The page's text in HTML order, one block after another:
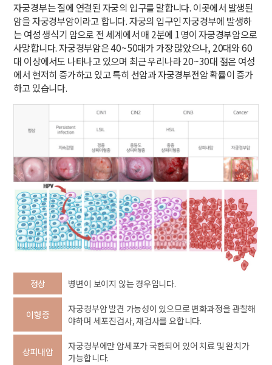
자궁경부는 질에 연결된 자궁의 입구를 말합니다. 이곳에서 발생된
암을 자궁경부암이라고 합니다. 자궁의 입구인 자궁경부에 발생하
는 여성 생식기 암으로 전 세계에서 매 2분에 1명이 자궁경부암으로
사망합니다. 자궁경부암은 40~50대가 가장 많았으나, 20대와 60
대 이상에서도 나타나고 있으며 최근 우리나라 20~30대 젊은 여성
에서 현저히 증가하고 있고 특히 선암과 자궁경부전암 확률이 증가
하고 있습니다.
정상 병변이 보이지 않는 경우입니다.
이형증
자궁경부암 발견 가능성이 있으므로 변화과정을 관찰해
야하며 세포진검사, 재검사를 요합니다.
상피내암
자궁경부에만 암세포가 국한되어 있어 치료 및 완치가
가능합니다.